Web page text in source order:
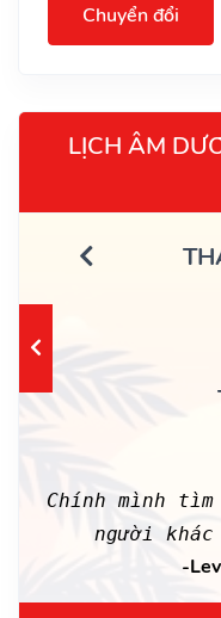
Chuyển đổi
LỊCH ÂM
Chính mình
người
-